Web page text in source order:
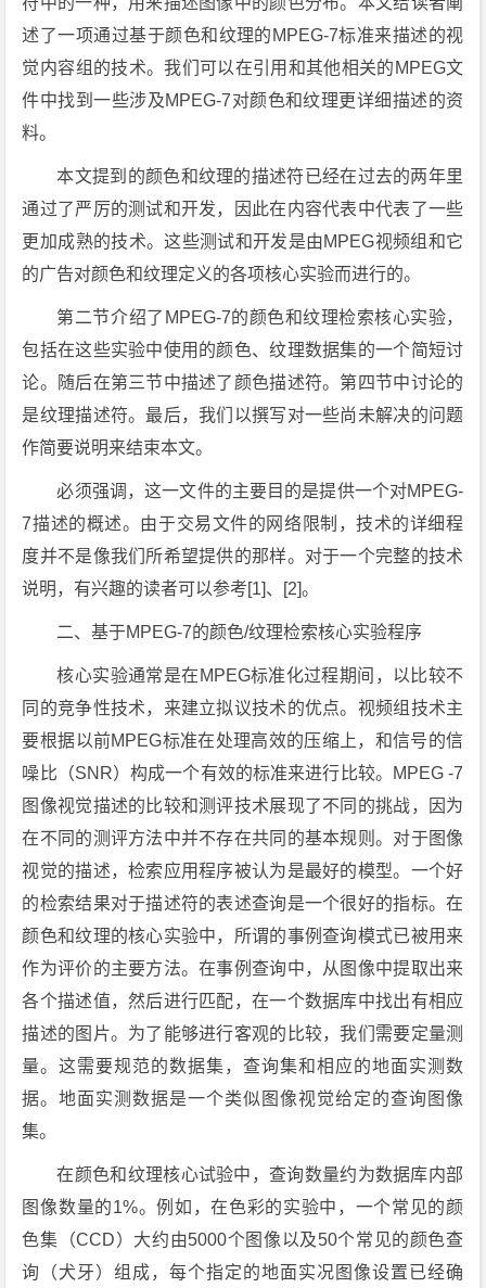
述了一项通过基于颜色和纹理的MPEG-7标准来描述的视
觉内容组的技术。我们可以在引用和其他相关的MPEG文
件中找到一些涉及MPEG-7对颜色和纹理更详细描述的资
料。
本文提到的颜色和纹理的描述符已经在过去的两年里
通过了严厉的测试和开发，因此在内容代表中代表了一些
更加成熟的技术。这些测试和开发是由MPEG视频组和它
的广告对颜色和纹理定义的各项核心实验而进行的。
第二节介绍了MPEG-7的颜色和纹理检索核心实验，
包括在这些实验中使用的颜色、纹理数据集的一个简短讨
论。随后在第三节中描述了颜色描述符。第四节中讨论的
是纹理描述符。最后，我们以撰写对一些尚未解决的问题
作简要说明来结束本文。
必须强调，这一文件的主要目的是提供一个对MPEG-
7描述的概述。由于交易文件的网络限制，技术的详细程
度并不是像我们所希望提供的那样。对于一个完整的技术
说明，有兴趣的读者可以参考[1]、[2]。
二、基于MPEG-7的颜色/纹理检索核心实验程序
核心实验通常是在MPEG标准化过程期间，以比较不
同的竞争性技术，来建立拟议技术的优点。视频组技术主
要根据以前MPEG标准在处理高效的压缩上，和信号的信
噪比（SNR）构成一个有效的标准来进行比较。MPEG -7
图像视觉描述的比较和测评技术展现了不同的挑战，因为
在不同的测评方法中并不存在共同的基本规则。对于图像
视觉的描述，检索应用程序被认为是最好的模型。一个好
的检索结果对于描述符的表述查询是一个很好的指标。在
颜色和纹理的核心实验中，所谓的事例查询模式已被用来
作为评价的主要方法。在事例查询中，从图像中提取出来
各个描述值，然后进行匹配，在一个数据库中找出有相应
描述的图片。为了能够进行客观的比较，我们需要定量测
量。这需要规范的数据集，查询集和相应的地面实测数
据。地面实测数据是一个类似图像视觉给定的查询图像
集。
在颜色和纹理核心试验中，查询数量约为数据库内部
图像数量的1%。例如，在色彩的实验中，一个常见的颜
色集（CCD）大约由5000个图像以及50个常见的颜色查
询（犬牙）组成，每个指定的地面实况图像设置已经确